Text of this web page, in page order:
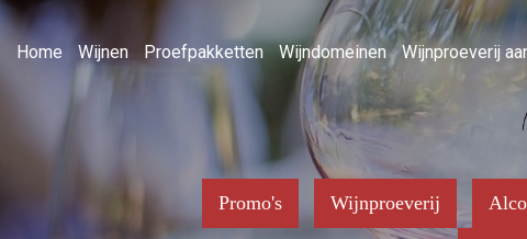
Home Wijnen Proefpakketten Wijndomeinen Wijnproeverij
Promo's Wijnproeverij